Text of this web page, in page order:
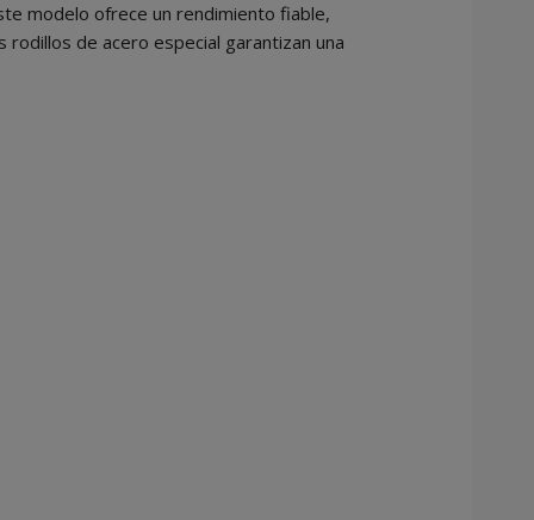
modelo ofrece un rendimiento fiable,
de acero especial garantizan una